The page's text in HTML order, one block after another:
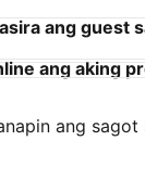
ang guest
ang aking
ang